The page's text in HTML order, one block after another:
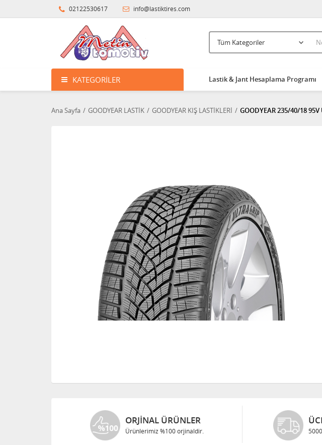
02122530617 info@lastiktires.com
KATEGORILER Lastik & Jant Hesaplama Programı
Ana Sayfa GOODYEAR LASTİK GOODYEAR KIŞ LASTİKLERİ GOODYEAR 235/40/18 95V
ORJINAL ÜRÜNLER
Ürünlerimiz %100 orjinaldir.